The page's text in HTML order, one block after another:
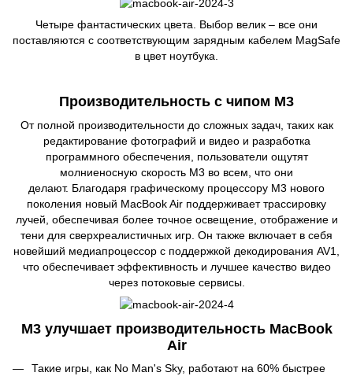
Четыре фантастических цвета. Выбор велик – все они
поставляются с соответствующим зарядным кабелем MagSafe
в цвет ноутбука.
Производительность с чипом M3
От полной производительности до сложных задач, таких как
редактирование фотографий и видео и разработка
программного обеспечения, пользователи ощутят
молниеносную скорость M3 во всем, что они
делают. Благодаря графическому процессору M3 нового
поколения новый MacBook Air поддерживает трассировку
лучей, обеспечивая более точное освещение, отображение и
тени для сверхреалистичных игр. Он также включает в себя
новейший медиапроцессор с поддержкой декодирования AV1,
что обеспечивает эффективность и лучшее качество видео
через потоковые сервисы.
M3 улучшает производительность MacBook
Air
Такие игры, как No Man's Sky, работают на 60% быстрее